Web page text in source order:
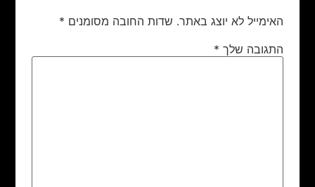
האימייל לא יוצג באתר. שדות החובה מסומנים *
התגובה שלך *